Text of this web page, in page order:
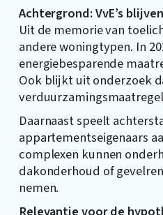
Achtergrond: VvE’s
Uit de memorie van
andere woningtypen. In
energiebesparende
Ook blijkt uit onderzoek
Daarnaast speelt
appartementseigenaars
complexen kunnen
dakonderhoud of
nemen.